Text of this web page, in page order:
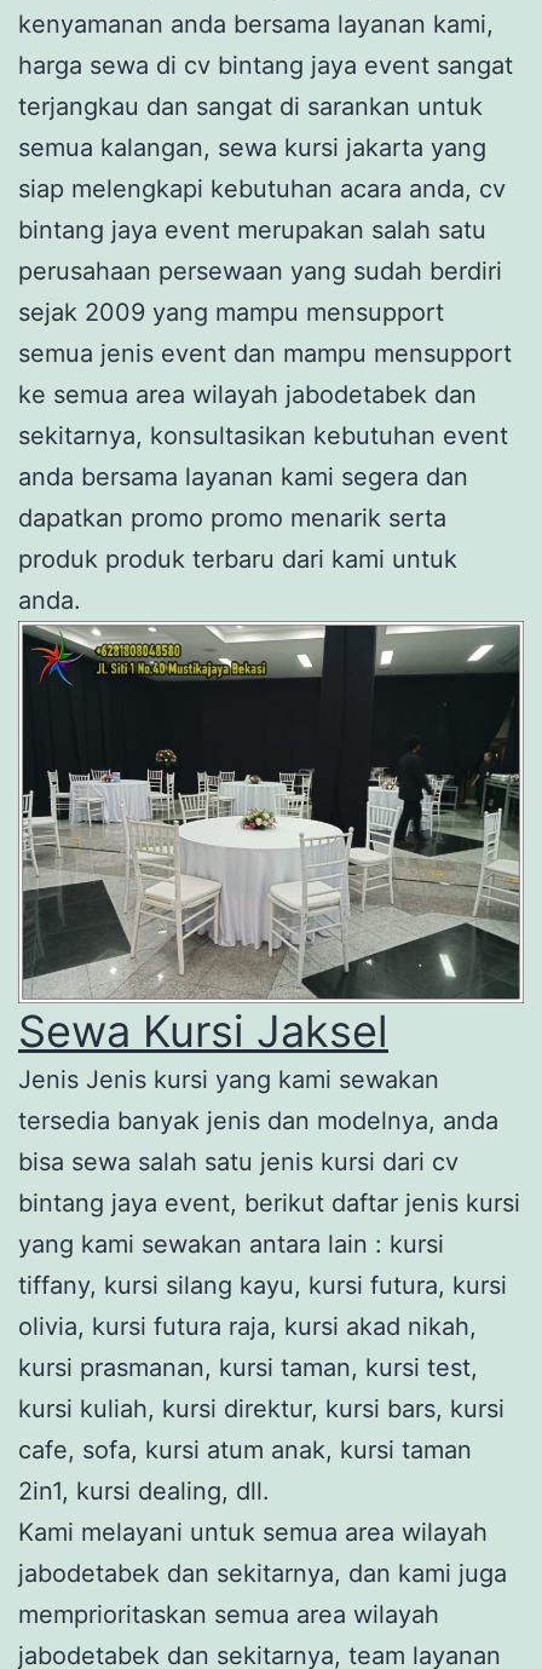
kenyamanan anda bersama layanan kami,
harga sewa di cv bintang jaya event sangat
terjangkau dan sangat di sarankan untuk
semua kalangan, sewa kursi jakarta yang
siap melengkapi kebutuhan acara anda, cv
bintang jaya event merupakan salah satu
perusahaan persewaan yang sudah berdiri
sejak 2009 yang mampu mensupport
semua jenis event dan mampu mensupport
ke semua area wilayah jabodetabek dan
sekitarnya, konsultasikan kebutuhan event
anda bersama layanan kami segera dan
dapatkan promo promo menarik serta
produk produk terbaru dari kami untuk
anda.
Sewa Kursi Jaksel
Jenis Jenis kursi yang kami sewakan
tersedia banyak jenis dan modelnya, anda
bisa sewa salah satu jenis kursi dari cv
bintang jaya event, berikut daftar jenis kursi
yang kami sewakan antara lain : kursi
tiffany, kursi silang kayu, kursi futura, kursi
olivia, kursi futura raja, kursi akad nikah,
kursi prasmanan, kursi taman, kursi test,
kursi kuliah, kursi direktur, kursi bars, kursi
cafe, sofa, kursi atum anak, kursi taman
2in1, kursi dealing, dll.
Kami melayani untuk semua area wilayah
jabodetabek dan sekitarnya, dan kami juga
memprioritaskan semua area wilayah
jabodetabek dan sekitarnya, team layanan